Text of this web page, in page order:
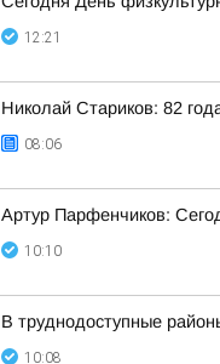
12:21
Николай Стариков: 82
08:06
Артур Парфенчиков:
10:10
В труднодоступные
10:08